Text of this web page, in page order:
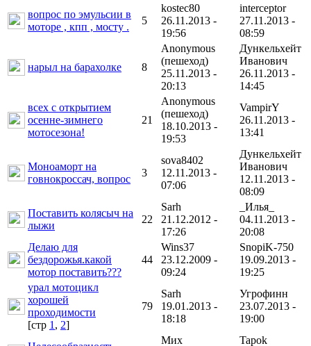
вопрос по эмульсии в
моторе , кпп , мосту .
5
kostec80
26.11.2013 -
19:56
interceptor
27.11.2013 -
08:59
нарыл на барахолке 8
Anonymous
(пешеход)
25.11.2013 -
20:13
Дункельхейт
Иванович
26.11.2013 -
14:45
всех с открытием
осенне-зимнего
мотосезона!
21
Anonymous
(пешеход)
18.10.2013 -
19:53
VampirY
26.11.2013 -
13:41
Моноаморт на
говнокроссач, вопрос
3
sova8402
12.11.2013 -
07:06
Дункельхейт
Иванович
12.11.2013 -
08:09
Поставить колясыч на
лыжи
22
Sarh
21.12.2012 -
17:26
_Илья_
04.11.2013 -
20:08
Делаю для
бездорожья.какой
мотор поставить???
44
Wins37
23.12.2009 -
09:24
SnopiK-750
19.09.2013 -
19:25
урал мотоцикл
хорошей
проходимости
[cтр 1, 2]
79
Sarh
19.01.2013 -
18:18
Угрофинн
23.07.2013 -
19:00
Мих Tapok